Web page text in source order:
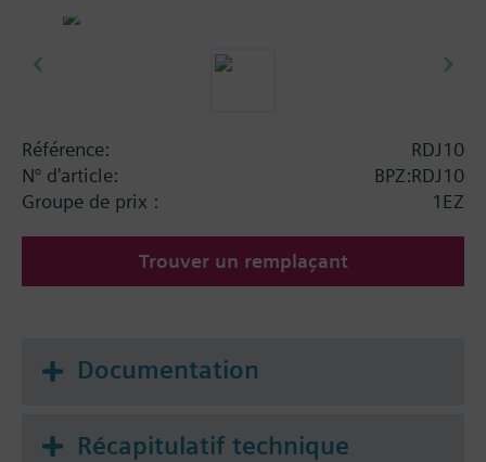
dérogations et réglages des consignes de
Régime journalier automatique avec 2 périodes de
confort par jour.
Températures de consignes réglables : confort,
économie.
3 régimes permanents : confort, économie ou en
Piles AA
Référence:
RDJ10
N° d'article:
BPZ:RDJ10
Groupe de prix :
1EZ
Trouver un remplaçant
Documentation
Récapitulatif technique